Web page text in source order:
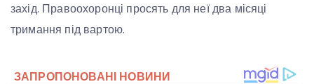
захід. Правоохоронці просять для неї два місяці
тримання під вартою.